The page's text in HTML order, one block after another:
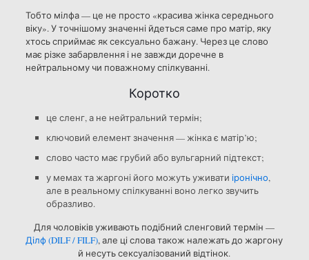
Тобто мілфа — це не просто «красива жінка середнього
віку». У точнішому значенні йдеться саме про матір, яку
хтось сприймає як сексуально бажану. Через це слово
має різке забарвлення і не завжди доречне в
нейтральному чи поважному спілкуванні.
Коротко
це сленг, а не нейтральний термін;
ключовий елемент значення — жінка є матір’ю;
слово часто має грубий або вульгарний підтекст;
у мемах та жаргоні його можуть уживати іронічно,
але в реальному спілкуванні воно легко звучить
образливо.
Для чоловіків уживають подібний сленговий термін —
Ділф (DILF / FILF), але ці слова також належать до жаргону
й несуть сексуалізований відтінок.